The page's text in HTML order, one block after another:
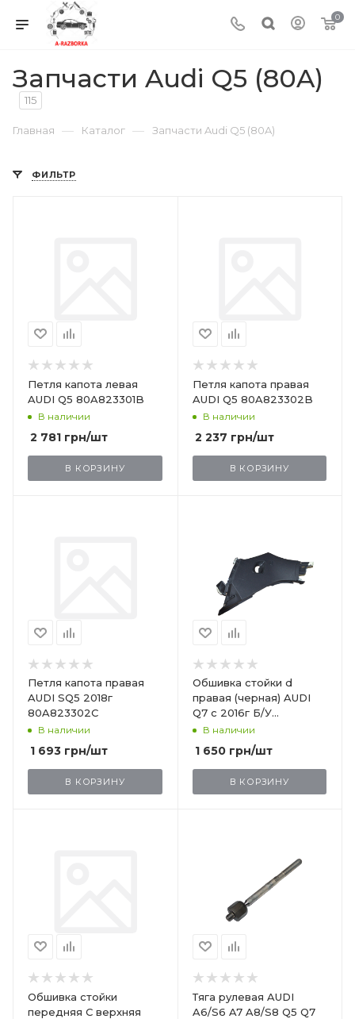
0
Запчасти Audi Q5 (80A)
115
Главная — Каталог — Запчасти Audi Q5 (80A)
ФИЛЬТР
Петля капота левая
AUDI Q5 80A823301B
В наличии
2 781 грн/шт
В КОРЗИНУ
Петля капота правая
AUDI Q5 80A823302B
В наличии
2 237 грн/шт
В КОРЗИНУ
Петля капота правая
AUDI SQ5 2018г
80A823302C
В наличии
1 693 грн/шт
В КОРЗИНУ
Обшивка стойки d
правая (черная) AUDI
Q7 с 2016г Б/У
4M0867246BK23
В наличии
1 650грн/шт
В КОРЗИНУ
Обшивка стойки
передняя C верхняя
Тяга рулевая AUDI
A6/S6 A7 A8/S8 Q5 Q7